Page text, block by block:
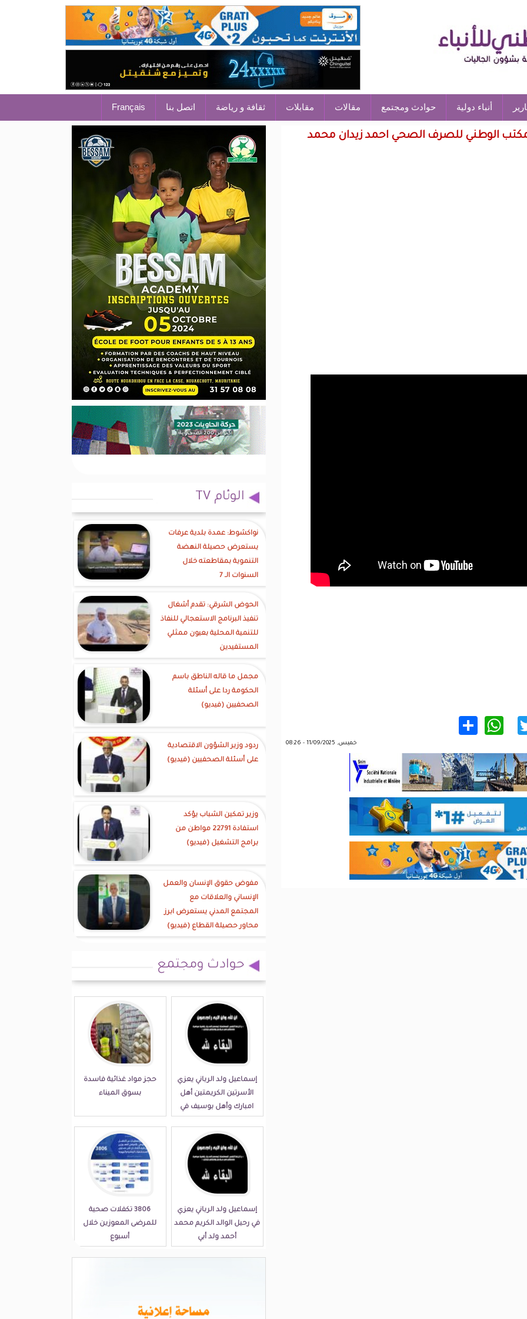
أنباء دولية حوادث ومجتمع مقالات مقابلات ثقافة و رياضة اتصل بنا Français
الوطني للصرف الصحي احمد زيدان محمد
Twitter
WhatsApp
خميس, 11/09/2025 - 08:26
الوئام TV
نواكشوط: عمدة بلدية عرفات
يستعرض حصيلة النهضة
التنموية بمقاطعته خلال
السنوات الـ 7
الحوض الشرقي: تقدم أشغال
تنفيذ البرنامج الاستعجالي للنفاذ
للتنمية المحلية بعيون ممثلي
المستفيدين
مجمل ما قاله الناطق باسم
الحكومة ردا على أسئلة
الصحفيين (فيديو)
ردود وزير الشؤون الاقتصادية
على أسئلة الصحفيين (فيديو)
وزير تمكين الشباب يؤكد
استفادة 22791 مواطن من
برامج التشغيل (فيديو)
مفوض حقوق الإنسان والعمل
الإنساني والعلاقات مع
المجتمع المدني يستعرض ابرز
محاور حصيلة القطاع (فيديو)
حوادث ومجتمع
إسماعيل ولد الرباني يعزي
الأسرتين الكريمتين أهل
امبارك وأهل بوسيف في
حجز مواد غذائية فاسدة
بسوق الميناء
إسماعيل ولد الرباني يعزي
في رحيل الوالد الكريم محمد
أحمد ولد أبي
3806 تكفلات صحية
للمرضى المعوزين خلال
أسبوع